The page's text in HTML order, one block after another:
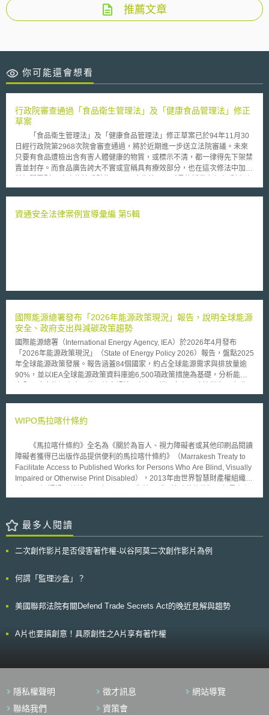
推薦文章
你可能還會想看
行政院審查通過「食品衛生管理法」及「健康食品管理法」修正
草案
「食品衛生管理法」及「健康食品管理法」修正草案已於94年11月30
日經行政院第2968次院會審查通過，將於近期進一步送立法院審議。未來
只要有食品遭檢出含有害人體健康的物質，或標示不清，都一律得先下架禁
賣並封存。而食品廣告誇大不實或宣稱具有療效部分，也在這次修法中加重
播廣告者資料之期間，由原本2個月修正為6個月（食品衛生管理法修正條文
１．加重宣稱療效健康食品業者之行政處分，提高其罰鍰額度，由原本6萬
擴大地方主管機關得命暫停作業並將物品封存之範疇（食品衛生管理法修正
資通安全法律案例宣導彙編 第5輯
國際能源總署發布「2026年能源政策現況」報告，說明全球能源
安全、政府支出與減碳政策趨勢
國際能源總署（International Energy Agency, IEA）於2026年4月發布
「2026年能源政策現況」（State of Energy Policy 2026）報告，盤點2025
年全球能源政策發展。報告涵蓋84個國家，約占全球能源需求與排放量逾
90%，並以IEA全球能源政策資料庫逾6,500項政策措施為基礎，分析能源
指出，近年全球供應鏈中斷、俄烏戰爭、關鍵礦物出口管制、極端高溫及中
強化石油及天然氣儲備制度外，也開始重視關鍵礦物、太陽能板、電池、變
物相關政策，主要聚焦於生產、精煉及回收之財務支持。 在政府支出方
面，IEA估計2025年全球能源相關政府支出達4,050億美元，約占政府總支
出1.4%，仍高於疫情前水準。惟部分國家已調整能源補助與稅額抵減制
度，包括美國削減部分潔淨能源稅額抵減、歐盟復甦與韌性基金逐步屆期、
中國降低再生能源補貼等，使2025年至2030年預估能源支出較先前預期下
體上未顯示能源部門減排速度將明顯加快。 能源政策現狀報告顯示，各國
能源政策正同時面對能源安全、物價負擔、產業競爭力、財政限制及淨零轉
型等多重壓力，後續政策設計將更重視供應鏈韌性、財政可持續性及市場化
WIPO馬拉喀什條約
《馬拉喀什條約》全名為《關於為盲人、視力障礙者或其他印刷品閱讀
障礙者獲得已出版作品提供便利的馬拉喀什條約》（Marrakesh Treaty to
Facilitate Access to Published Works for Persons Who Are Blind, Visually
Impaired or Otherwise Print Disabled），2013年由世界智慧財產權組織
護智慧財產權的同時，亦能擴大視覺障礙者資訊及資源獲取的管道，允許盲
障者閱讀機會。條約並要求締約方必須在國內法中明文對著作權人權利的例
外與限制規定，允許被授權實體（例如為視力及閱讀障礙者服務的非營利性
等，並允許跨國境交換，均無須請求著作權人授權。 美國是目前擁有
什條約》後，美國成為了該條約的第50個締約國。條約在美國國內實施後，
最多人閱讀
二次創作影片是否侵害著作權-以谷阿莫二次創作影片為例
何謂「監理沙盒」？
美國聯邦法院有關Defend Trade Secrets Act的晚近見解與趨勢
A片也要搞創意！具原創性之A片享有著作權
隱私權聲明 徵才訊息
網站導覽
聯絡我們
資策會